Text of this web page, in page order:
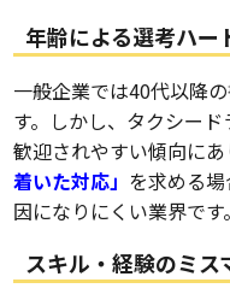
年齢による選考ハー
一般企業では40代以降
す。しかし、タクシー
歓迎されやすい傾向に
着いた対応」 を求める
因になりにくい業界です。
スキル・経験のミス